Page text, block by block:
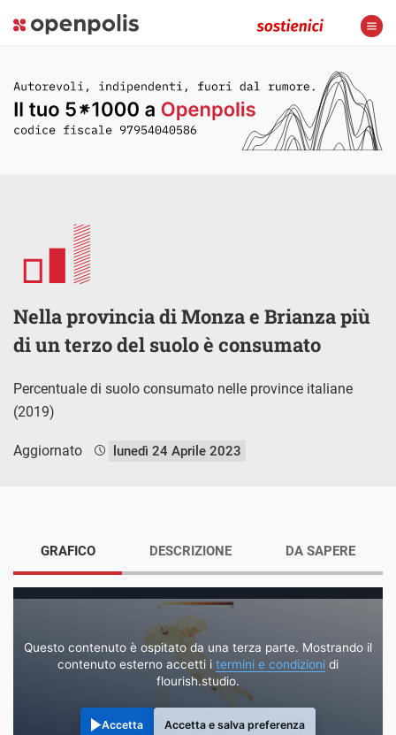
Nella provincia di Monza e Brianza più
di un terzo del suolo è consumato
Percentuale di suolo consumato nelle province italiane
(2019)
Aggiornato lunedì 24 Aprile 2023
GRAFICO
Questo contenuto è ospitato da una terza parte. Mostrando il
contenuto esterno accetti i termini e condizioni di
flourish.studio.
Accetta Accetta e salva preferenza
DESCRIZIONE DA SAPERE